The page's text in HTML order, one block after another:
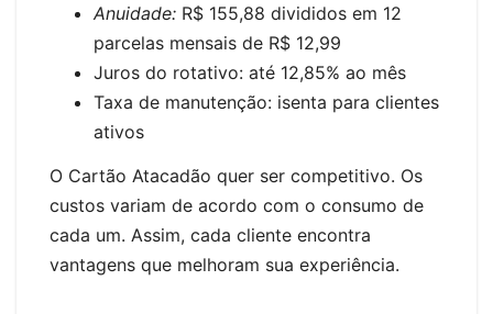
Anuidade: R$ 155,88 divididos em 12
parcelas mensais de R$ 12,99
Juros do rotativo: até 12,85% ao mês
Taxa de manutenção: isenta para clientes
ativos
O Cartão Atacadão quer ser competitivo. Os
custos variam de acordo com o consumo de
cada um. Assim, cada cliente encontra
vantagens que melhoram sua experiência.